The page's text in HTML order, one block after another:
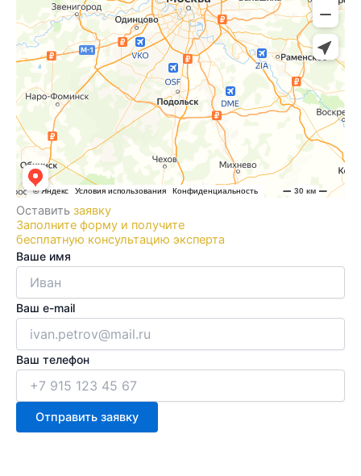
Оставить заявку
Заполните форму и получите
бесплатную консультацию эксперта
Ваше имя
Ваш e-mail
Ваш телефон
Отправить заявку